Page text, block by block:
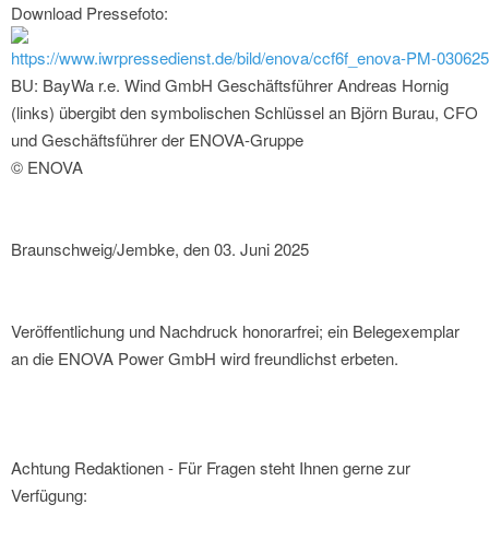
Download Pressefoto:
https://www.iwrpressedienst.de/bild/enova/ccf6f_enova-PM-
BU: BayWa r.e. Wind GmbH Geschäftsführer Andreas Hornig
(links) übergibt den symbolischen Schlüssel an Björn Burau, CFO
und Geschäftsführer der ENOVA-Gruppe
© ENOVA
Braunschweig/Jembke, den 03. Juni 2025
Veröffentlichung und Nachdruck honorarfrei; ein Belegexemplar
an die ENOVA Power GmbH wird freundlichst erbeten.
Achtung Redaktionen - Für Fragen steht Ihnen gerne zur
Verfügung: